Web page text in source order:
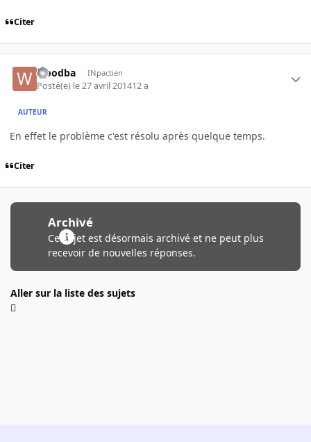
Citer
woodba INpactien
Posté(e) le 27 avril 201412 a
AUTEUR
En effet le problème c'est résolu après quelque temps.
Citer
Archivé
Ce sujet est désormais archivé et ne peut plus
recevoir de nouvelles réponses.
Aller sur la liste des sujets